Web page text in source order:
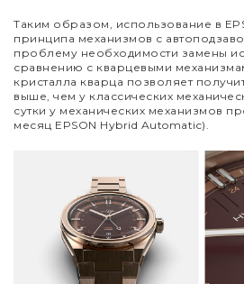
Таким образом, использование в
принципа механизмов с
проблему необходимости замены
сравнению с кварцевыми
кристалла кварца позволяет
выше, чем у классических
сутки у механических механизмов
месяц EPSON Hybrid Automatic).